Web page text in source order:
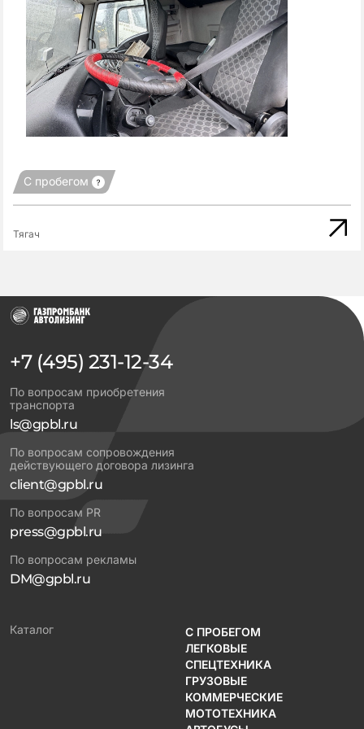
С пробегом
Тягач
+7 (495) 231-12-34
По вопросам приобретения
транспорта
ls@gpbl.ru
По вопросам сопровождения
действующего договора лизинга
client@gpbl.ru
По вопросам PR
press@gpbl.ru
По вопросам рекламы
DM@gpbl.ru
Каталог
С ПРОБЕГОМ
ЛЕГКОВЫЕ
СПЕЦТЕХНИКА
ГРУЗОВЫЕ
КОММЕРЧЕСКИЕ
МОТОТЕХНИКА